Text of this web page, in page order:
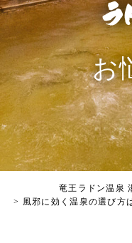
お
竜王ラドン温泉
風邪に効く温泉の選び方